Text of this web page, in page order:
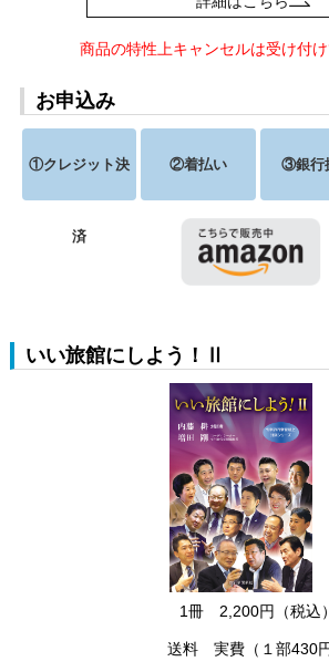
商品の特性上キャンセルは受け付け
お申込み
①クレジット決
済
②着払い ③銀行
いい旅館にしよう！Ⅱ
1冊 2,200円（税込）
送料 実費（１部430円